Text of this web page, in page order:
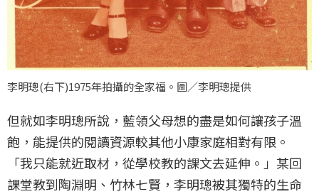
李明璁(右下)1975年拍攝的全家福。圖／李明璁提供
但就如李明璁所說，藍領父母想的盡是如何讓孩子溫
飽，能提供的閱讀資源較其他小康家庭相對有限。
「我只能就近取材，從學校教的課文去延伸。」某回
課堂教到陶淵明、竹林七賢，李明璁被其獨特的生命